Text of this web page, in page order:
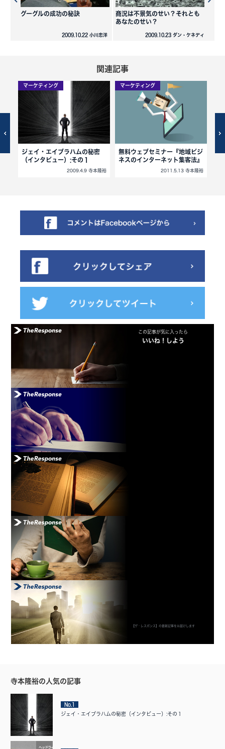
グーグルの成功の秘訣
2009.10.22 小川忠洋
商況は不景気のせい？それとも
あなたのせい？
2009.10.23 ダン・ケネディ
関連記事
マーケティング
ジェイ・エイブラハムの秘密
（インタビュー）:その１
2009.4.9 寺本隆裕
マーケティング
無料ウェブセミナー『地域ビジ
ネスのインターネット集客法』
2011.5.13 寺本隆裕
この記事が気に入ったら
いいね！しよう
【ザ・レスポンス】の最新記事をお届けします
寺本隆裕の人気の記事
No.1
ジェイ・エイブラハムの秘密（インタビュー）:その１